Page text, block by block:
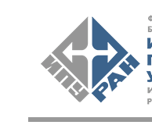
ИПУ
РАН